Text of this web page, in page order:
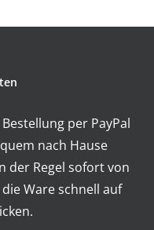
per PayPal
nach Hause
der Regel sofort von
Ware schnell auf